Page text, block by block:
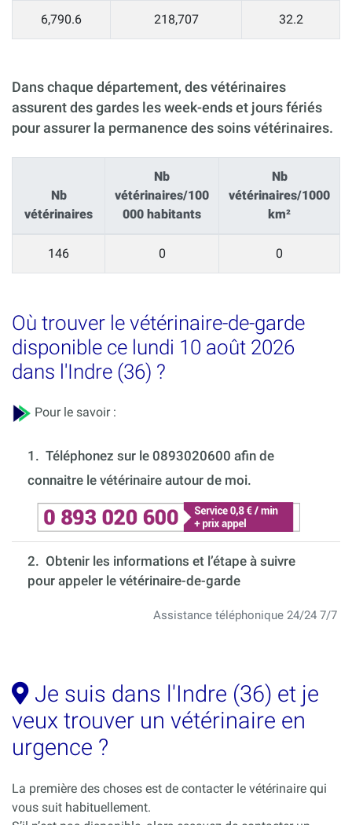
6,790.6 218,707 32.2
Dans chaque département, des vétérinaires
assurent des gardes les week-ends et jours fériés
pour assurer la permanence des soins vétérinaires.
Nb
vétérinaires
Nb
vétérinaires/100
000 habitants
Nb
vétérinaires/1000
km²
146 0 0
Où trouver le vétérinaire-de-garde
disponible ce lundi 10 août 2026
dans l'Indre (36) ?
Pour le savoir :
1. Téléphonez sur le 0893020600 afin de
connaitre le vétérinaire autour de moi.
2. Obtenir les informations et l’étape à suivre
pour appeler le vétérinaire-de-garde
Assistance téléphonique 24/24 7/7
Je suis dans l'Indre (36) et je
veux trouver un vétérinaire en
urgence ?
La première des choses est de contacter le vétérinaire qui
vous suit habituellement.